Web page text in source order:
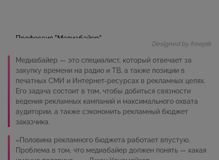
Designed by freepik
Медиабайер — это специалист, который отвечает за
закупку времени на радио и ТВ, а также позиции в
печатных СМИ и Интернет-ресурсах в рекламных целях.
Его задача состоит в том, чтобы добиться связности
ведения рекламных кампаний и максимального охвата
аудитории, а также сэкономить рекламный бюджет
заказчика.
«Половина рекламного бюджета работает впустую.
Проблема в том, что медиабайер должен понять — какая